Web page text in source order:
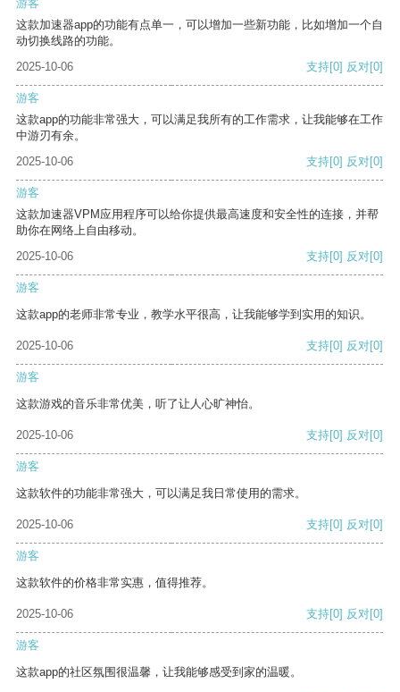
游客
这款加速器app的功能有点单一，可以增加一些新功能，比如增加一个自
动切换线路的功能。
2025-10-06
支持[0] 反对[0]
游客
这款app的功能非常强大，可以满足我所有的工作需求，让我能够在工作
中游刃有余。
2025-10-06
支持[0] 反对[0]
游客
这款加速器VPM应用程序可以给你提供最高速度和安全性的连接，并帮
助你在网络上自由移动。
2025-10-06
支持[0] 反对[0]
游客
这款app的老师非常专业，教学水平很高，让我能够学到实用的知识。
2025-10-06 支持[0] 反对[0]
游客
这款游戏的音乐非常优美，听了让人心旷神怡。
2025-10-06 支持[0] 反对[0]
游客
这款软件的功能非常强大，可以满足我日常使用的需求。
2025-10-06 支持[0] 反对[0]
游客
这款软件的价格非常实惠，值得推荐。
2025-10-06 支持[0] 反对[0]
游客
这款app的社区氛围很温馨，让我能够感受到家的温暖。